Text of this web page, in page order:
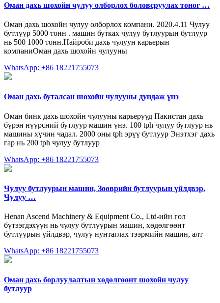
Оман дахь шохойн чулуу олборлох боловсруулах тоног …
Оман дахь шохойн чулуу олборлох компани. 2020.4.11 Чулуу
бутлуур 5000 тонн . машин бутках чулуу бутлуурын бутлуур
нь 500 1000 тонн.Найроби дахь чулуун карьерын
компаниОман дахь шохойн чулууны
WhatsApp: +86 18221755073
Оман дахь буталсан шохойн чулууны дундаж үнэ
Оман бинк дахь шохойн чулууны карьерууд Пакистан дахь
бүрэн нүүрсний бутлуур машин үнэ. 100 tph чулуу бутлуур нь
машины хүчин чадал. 2000 оны tph эрүү бутлуур Энэтхэг дахь
гар нь 200 tph чулуу бутлуур
WhatsApp: +86 18221755073
Чулуу бутлуурын машин, Зөөврийн бутлуурын үйлдвэр,
Чулуу …
Henan Ascend Machinery & Equipment Co., Ltd-ийн гол
бүтээгдэхүүн нь чулуу бутлуурын машин, хөдөлгөөнт
бутлуурын үйлдвэр, чулуу нунтаглах тээрмийн машин, алт
WhatsApp: +86 18221755073
Оман дахь борлуулалтын хөдөлгөөнт шохойн чулуу
бутлуур